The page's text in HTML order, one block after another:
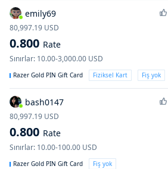
emily69
80,997.19 USD
0.800 Rate
Sınırlar: 10.00-3,000.00 USD
Razer Gold PIN Gift Card Fiziksel Kart Fiş yok
bash0147
80,997.19 USD
0.800 Rate
Sınırlar: 10.00-100.00 USD
Razer Gold PIN Gift Card Fiş yok